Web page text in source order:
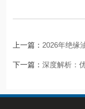
上一篇： 2026年绝缘油介
下一篇：深度解析：